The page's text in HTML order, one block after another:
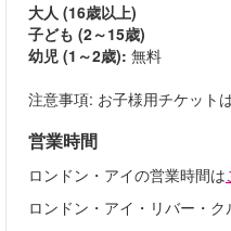
大人 (16歳以上)
子ども (2～15歳)
幼児 (1～2歳): 無料
注意事項: お子様用チケット
営業時間
ロンドン・アイの営業時間は
ロンドン・アイ・リバー・